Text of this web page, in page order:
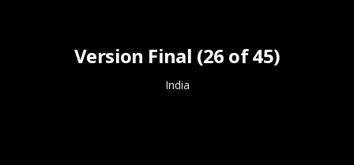
Version Final (26 of 45)
India